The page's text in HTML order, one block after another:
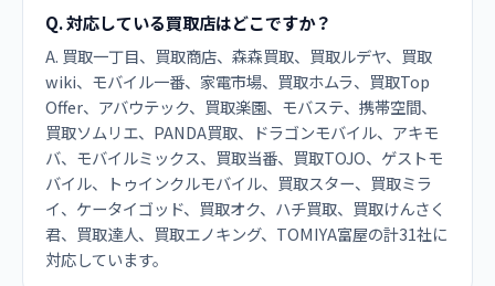
Q. 対応している買取店はどこですか？
A. 買取一丁目、買取商店、森森買取、買取ルデヤ、買取
wiki、モバイル一番、家電市場、買取ホムラ、買取Top
Offer、アバウテック、買取楽園、モバステ、携帯空間、
買取ソムリエ、PANDA買取、ドラゴンモバイル、アキモ
バ、モバイルミックス、買取当番、買取TOJO、ゲストモ
バイル、トゥインクルモバイル、買取スター、買取ミラ
イ、ケータイゴッド、買取オク、ハチ買取、買取けんさく
君、買取達人、買取エノキング、TOMIYA富屋の計31社に
対応しています。